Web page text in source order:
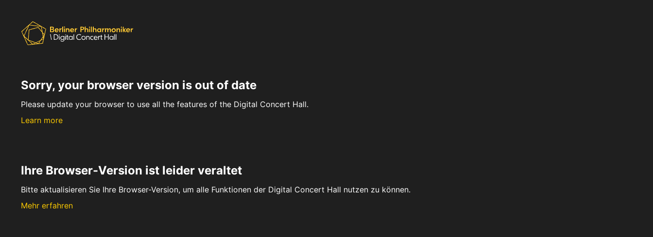
Sorry, your browser version is out of date
Please update your browser to use all the features of the Digital Concert Hall.
Learn more
Ihre Browser-Version ist leider veraltet
Bitte aktualisieren Sie Ihre Browser-Version, um alle Funktionen der Digital Concert Hall nutzen zu können.
Mehr erfahren